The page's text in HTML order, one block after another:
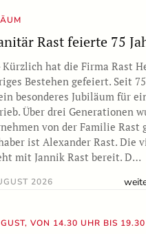
Rast feierte 75
Kürzlich hat die Firma Rast
Bestehen gefeiert. Seit
besonderes Jubiläum für
Über drei Generationen
von der Familie Rast
ist Alexander Rast. Die
mit Jannik Rast bereit. D…
2026
VON 14.30 UHR BIS